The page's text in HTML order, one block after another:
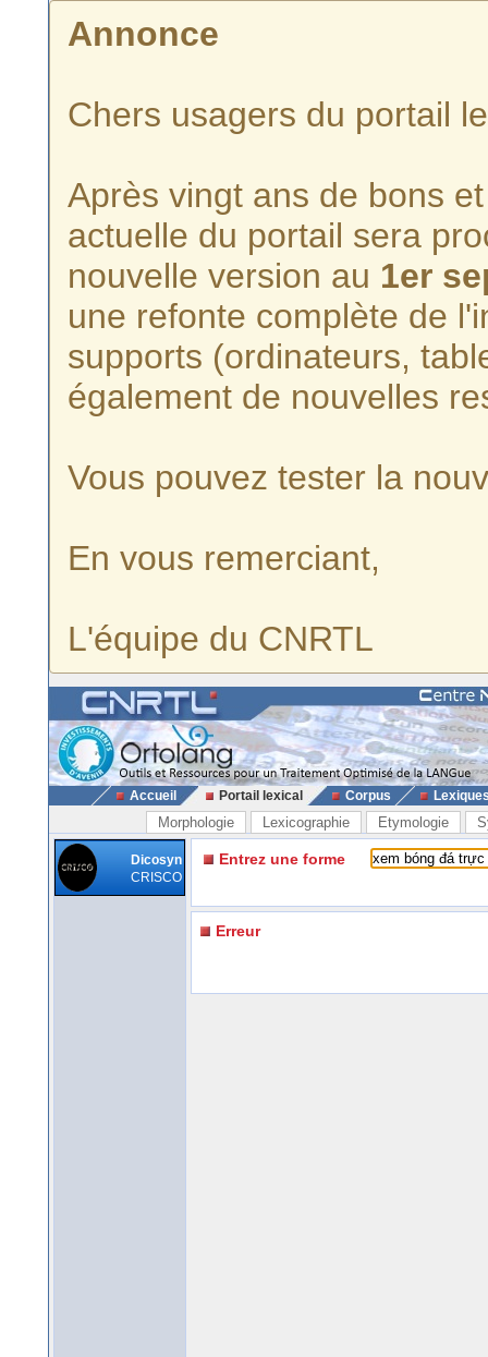
Annonce
Chers usagers du portail
Après vingt ans de bons
actuelle du portail sera
nouvelle version au 1er
une refonte complète de
supports (ordinateurs,
également de nouvelles
Vous pouvez tester la
En vous remerciant,
L'équipe du CNRTL
Accueil Portail lexical Corpus
Morphologie Lexicographie Etymologie
Dicosyn
CRISCO
Entrez une forme
Erreur